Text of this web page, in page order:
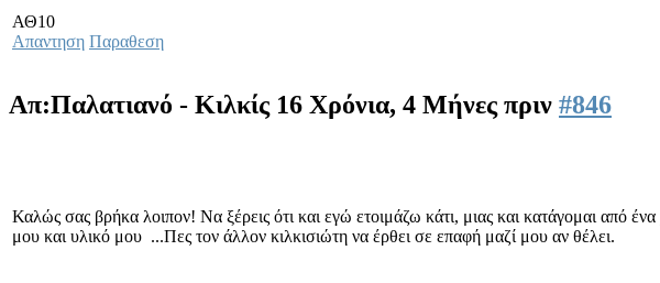
ΑΘ10
Απαντηση Παραθεση
Απ:Παλατιανό - Κιλκίς 16 Χρόνια, 4 Μήνες πριν #846
Καλώς σας βρήκα λοιπον! Να ξέρεις ότι και εγώ ετοιμάζω κάτι, μιας και κατάγομαι από
μου και υλικό μου ...Πες τον άλλον κιλκισιώτη να έρθει σε επαφή μαζί μου αν θέλει.